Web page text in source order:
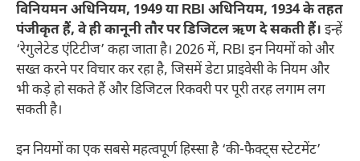
विनियमन अधिनियम, 1949 या RBI अधिनियम, 1934 के तहत
पंजीकृत हैं, वे ही कानूनी तौर पर डिजिटल ऋण दे सकती हैं। इन्हें
‘रेगुलेटेड एंटिटीज’ कहा जाता है। 2026 में, RBI इन नियमों को और
सख्त करने पर विचार कर रहा है, जिसमें डेटा प्राइवेसी के नियम और
भी कड़े हो सकते हैं और डिजिटल रिकवरी पर पूरी तरह लगाम लग
सकती है।
इन नियमों का एक सबसे महत्वपूर्ण हिस्सा है ‘की-फैक्ट्स स्टेटमेंट’